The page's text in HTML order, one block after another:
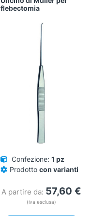
flebectomia
Confezione: 1 pz
Prodotto con varianti
A partire da: 57,60 €
(iva esclusa)